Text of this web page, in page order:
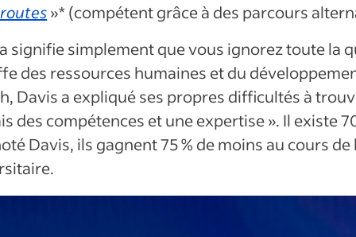
»* (compétent grâce à des parcours
signifie simplement que vous ignorez toute la
des ressources humaines et du
Davis a expliqué ses propres difficultés à
des compétences et une expertise ». Il existe
Davis, ils gagnent 75 % de moins au cours